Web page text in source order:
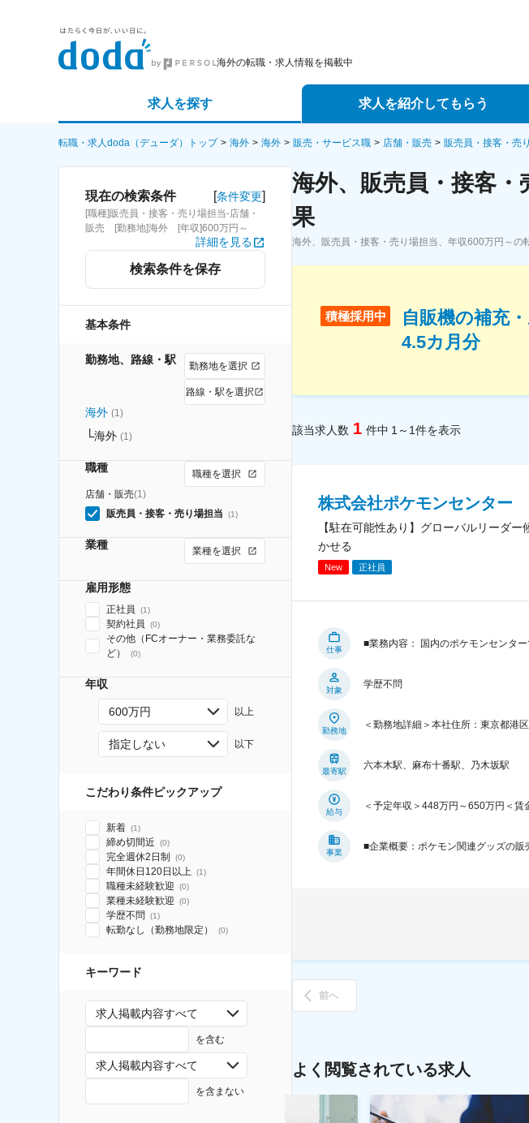
海外の転職・求人情報を掲載中
求人を探す
詳細条件から探す
求人特集から探す
求人を紹介してもらう
エージェントサービス
スカウトサービス
転職・求人doda（デューダ）トップ 海外 海外 販売・サービス職 店舗・販売 販売員・接客・売
現在の検索条件 [条件変更]
[職種]販売員・接客・売り場担当-店舗・
販売 [勤務地]海外 [年収]600万円～
詳細を見る
検索条件を保存
基本条件
勤務地、路線・駅 勤務地を選択
路線・駅を選択
海外 (1)
海外 (1)
職種
職種を選択
店舗・販売(1)
販売員・接客・売り場担当
(1)
業種 業種を選択
雇用形態
正社員 (1)
契約社員 (0)
その他（FCオーナー・業務委託な
ど）
(0)
年収
600万円 以上
指定しない 以下
こだわり条件ピックアップ
新着 (1)
締め切間近 (0)
完全週休2日制 (0)
年間休日120日以上 (1)
職種未経験歓迎 (0)
業種未経験歓迎 (0)
学歴不問 (1)
転勤なし（勤務地限定） (0)
キーワード
求人掲載内容すべて
を含む
求人掲載内容すべて
を含まない
海外、販売員・接客
果
海外、販売員・接客・売り場担当、年収600万円～の
積極採用中
自販機の補充
4.5カ月分
該当求人数 1 件中 1～1件を表示
株式会社ポケモンセンター
【駐在可能性あり】グローバルリーダ
かせる
New 正社員
仕事
■業務内容： 国内のポケモンセンタ
対象
学歴不問
勤務地
＜勤務地詳細＞本社住所：東京都港
最寄駅
六本木駅、麻布十番駅、乃木坂駅
給与
＜予定年収＞448万円～650万円＜賃
事業
■企業概要：ポケモン関連グッズの販
前へ
よく閲覧されている求人